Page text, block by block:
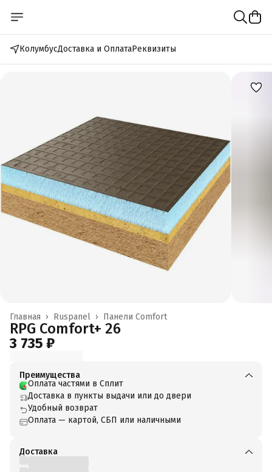
КолумбусДоставка и ОплатаРеквизиты
Панели Comfort
Ruspanel ›
Главная ›
RPG Comfort+ 26
3 735 ₽
Преимущества
Оплата частями в Сплит
Доставка в пункты выдачи или до двери
Удобный возврат
Оплата — картой, СБП или наличными
Доставка